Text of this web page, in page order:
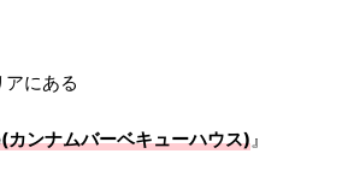
にある
ンナムバーベキューハウス) 』